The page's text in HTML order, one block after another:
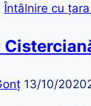
profesor
mirosea
peşte
|Întâlnire cu
13/10/2020